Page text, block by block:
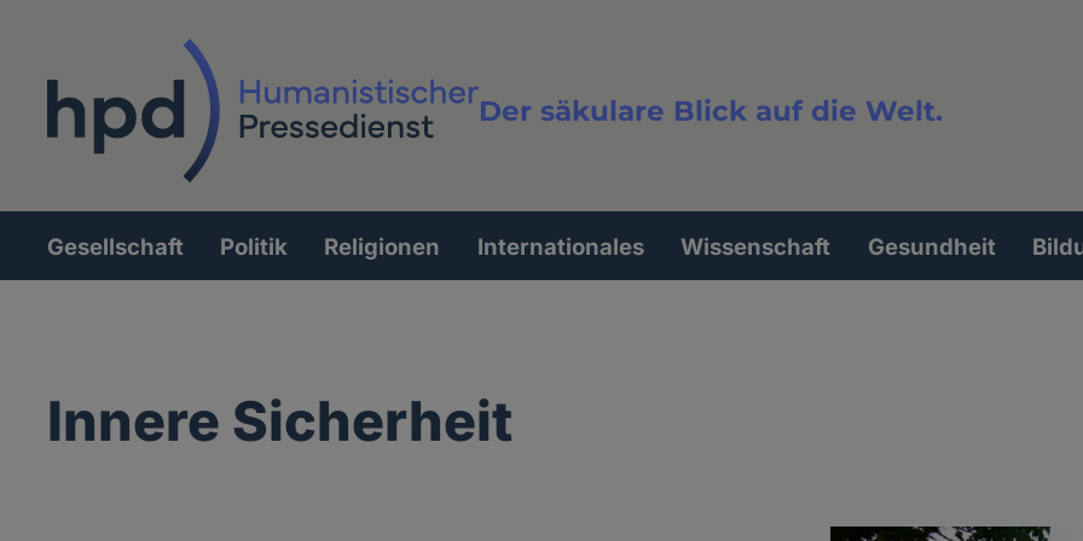
Der säkulare Blick auf die Welt.
Volltextsuche
Hauptnavigation
Gesellschaft Politik Religionen Internationales Wissenschaft Gesundheit
Innere Sicherheit